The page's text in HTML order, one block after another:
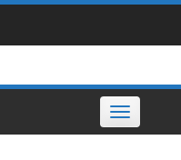
Toggle
navigation